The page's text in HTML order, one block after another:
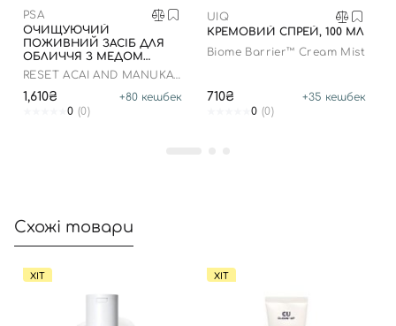
PSA
ОЧИЩУЮЧИЙ
ПОЖИВНИЙ ЗАСІБ ДЛЯ
ОБЛИЧЧЯ З МЕДОМ
МАНУКА І АСАЇ, 100 МЛ
RESET ACAI AND MANUKA
CLEANSER
1,610₴ +80 кешбек
0 (0)
UIQ
КРЕМОВИЙ СПРЕЙ, 100 МЛ
Biome Barrier™ Cream Mist
710₴ +35 кешбек
0 (0)
Схожі товари
ХІТ ХІТ
Вхід